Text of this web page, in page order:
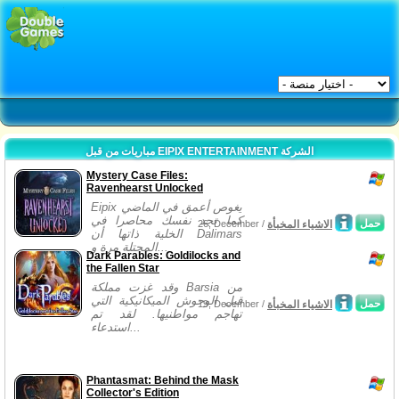
مباريات من قبل EIPIX ENTERTAINMENT الشركة
Mystery Case Files:
Ravenhearst Unlocked
Eipix يغوص أعمق في الماضي
كما تجد نفسك محاصرا في
الخلية ذاتها أن Dalimars
المحتلة مرة و...
حمل 26, December / الاشياء المخبأة
Dark Parables: Goldilocks and
the Fallen Star
وقد غزت مملكة Barsia من
قبل الوحوش الميكانيكية التي
تهاجم مواطنيها. لقد تم
استدعاء...
حمل 19, December / الاشياء المخبأة
Phantasmat: Behind the Mask
Collector's Edition